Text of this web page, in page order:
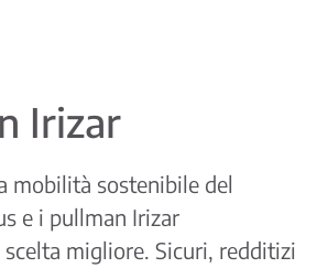
Irizar
mobilità sostenibile del
e i pullman Irizar
migliore. Sicuri, redditizi